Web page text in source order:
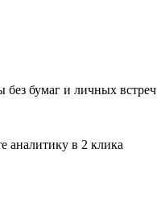
без бумаг и личных встреч
аналитику в 2 клика